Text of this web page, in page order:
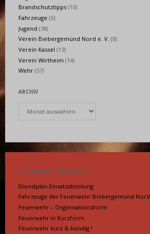
Brandschutztipps (10)
Fahrzeuge (5)
Jugend (38)
Verein Biebergemünd Nord e. V. (8)
Verein Kassel (13)
Verein Wirtheim (14)
Wehr (57)
ARCHIV
FEUERWEHR – ÜBERBLICK
Dienstplan Einsatzabteilung
Fahrzeuge der Feuerwehr Biebergemünd Nord
Feuerwehr – Organisationsform
Feuerwehr in Kurzform
Feuerwehr kurz & bündig !